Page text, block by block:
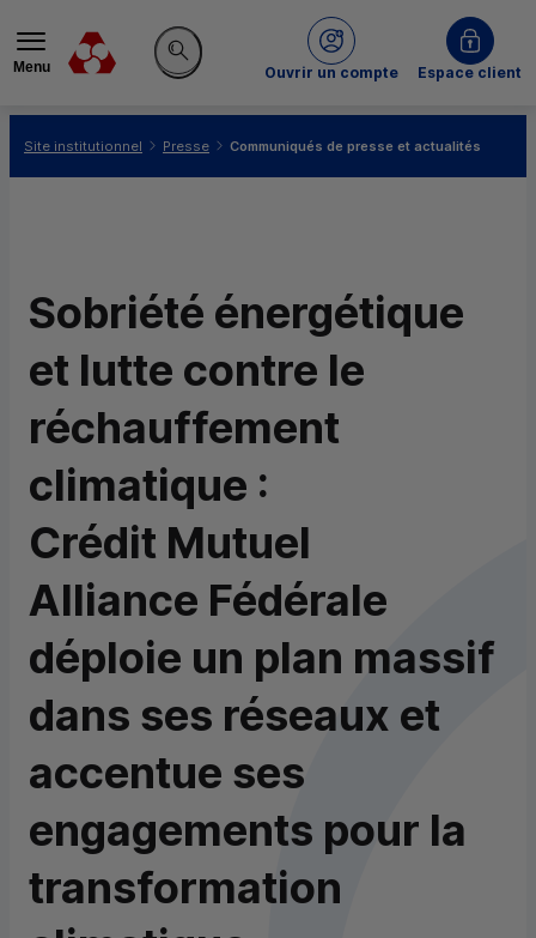
Menu
Rechercher sur le site
Ouvrir un compte
du Crédit MutuelEspace client
Site institutionnel Presse Communiqués de presse et actualités
Sobriété énergétique
et lutte contre le
réchauffement
climatique :
Crédit Mutuel
Alliance Fédérale
déploie un plan massif
dans ses réseaux et
accentue ses
engagements pour la
transformation